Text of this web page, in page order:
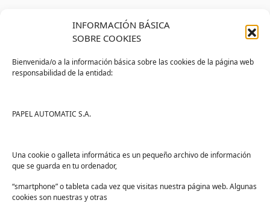
INFORMACIÓN BÁSICA
SOBRE COOKIES
Bienvenida/o a la información básica sobre las cookies de la página web
responsabilidad de la entidad:
PAPEL AUTOMATIC S.A.
Una cookie o galleta informática es un pequeño archivo de información
que se guarda en tu ordenador,
“smartphone” o tableta cada vez que visitas nuestra página web. Algunas
cookies son nuestras y otras
Además, otro punto para la optimización del
consumo reside en que,usando toallas
secamanos aprovechamos hasta el último
trozo de papel.
papel que se “atascan” en el dispensador.
ofrecen un uso óptimo y agradable para los
usuarios ya que, su sistema es inclusivo. Si quieres
más información sobre alguno de estos
sistemas para el secado de las manos, contacta